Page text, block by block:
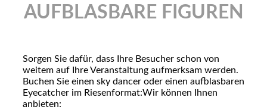
AUFBLASBARE FIGUREN
Sorgen Sie dafür, dass Ihre Besucher schon von
weitem auf Ihre Veranstaltung aufmerksam werden.
Buchen Sie einen sky dancer oder einen aufblasbaren
Eyecatcher im Riesenformat:Wir können Ihnen
anbieten: